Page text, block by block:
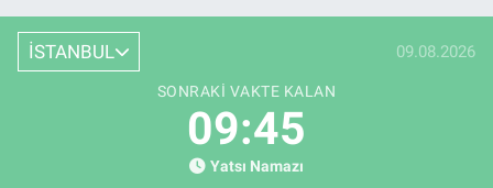
İSTANBUL 09.08.2026
SONRAKI VAKTE KALAN
09:44
Yatsı Namazı